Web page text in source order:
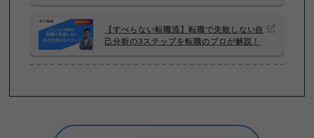
【すべらない転職流】転職で失敗しない自
己分析の3ステップを転職のプロが解説！